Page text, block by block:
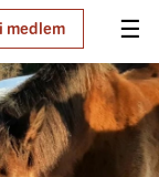
☰
medlem